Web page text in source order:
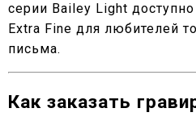
серии Bailey Light
Extra Fine для любителей
письма.
Как заказать